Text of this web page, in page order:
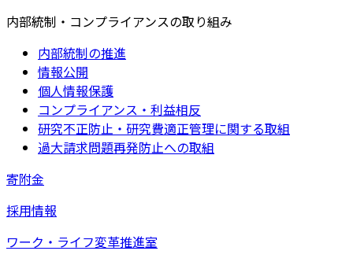
内部統制・コンプライアンスの取り組み
内部統制の推進
情報公開
個人情報保護
コンプライアンス・利益相反
研究不正防止・研究費適正管理に関する取組
過大請求問題再発防止への取組
寄附金
採用情報
ワーク・ライフ変革推進室